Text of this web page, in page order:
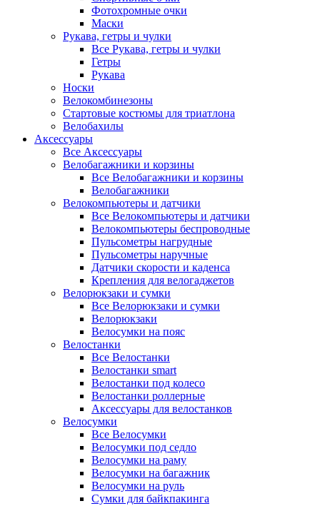
Фотохромные очки
Маски
Рукава, гетры и чулки
Все Рукава, гетры и чулки
Гетры
Рукава
Носки
Велокомбинезоны
Стартовые костюмы для триатлона
Велобахилы
Аксессуары
Все Аксессуары
Велобагажники и корзины
Все Велобагажники и корзины
Велобагажники
Велокомпьютеры и датчики
Все Велокомпьютеры и датчики
Велокомпьютеры беспроводные
Пульсометры нагрудные
Пульсометры наручные
Датчики скорости и каденса
Крепления для велогаджетов
Велорюкзаки и сумки
Все Велорюкзаки и сумки
Велорюкзаки
Велосумки на пояс
Велостанки
Все Велостанки
Велостанки smart
Велостанки под колесо
Велостанки роллерные
Аксессуары для велостанков
Велосумки
Все Велосумки
Велосумки под седло
Велосумки на раму
Велосумки на багажник
Велосумки на руль
Сумки для байкпакинга